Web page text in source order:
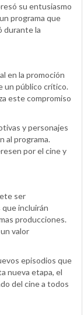
su entusiasmo
programa que
durante la
en la promoción
un público crítico.
este compromiso
y personajes
al programa.
por el cine y
ser
incluirán
producciones.
valor
episodios que
nueva etapa, el
del cine a todos